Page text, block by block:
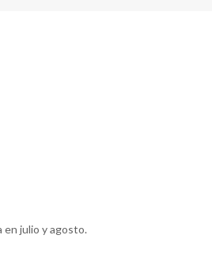
en julio y agosto.